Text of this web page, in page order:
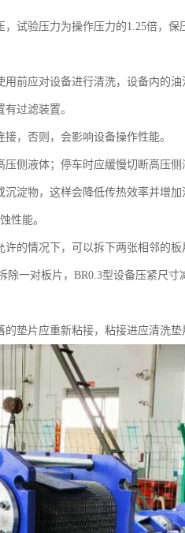
试验压力为操作压力的1.25倍，
前应对设备进行清洗，设备内的油
过滤装置。
，否则，会影响设备操作性能。
侧液体；停车时应缓慢切断高压侧
淀物，这样会降低传热效率并增加
性能。
的情况下，可以拆下两张相邻的板
一对板片，BR0.3型设备压紧尺寸
垫片应重新粘接，粘接进应清洗垫